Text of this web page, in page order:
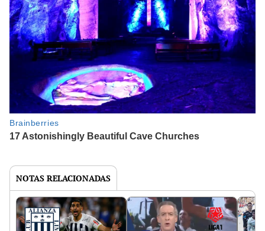
NOTAS RELACIONADAS